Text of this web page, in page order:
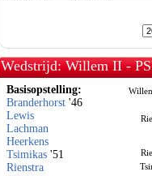
Wedstrijd: Willem II -
Basisopstelling:
Branderhorst'46
Lewis
Lachman
Heerkens
Tsimikas'51
Rienstra